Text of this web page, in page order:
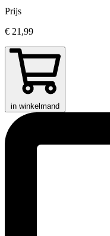
Prijs
€ 21,99
in winkelmand